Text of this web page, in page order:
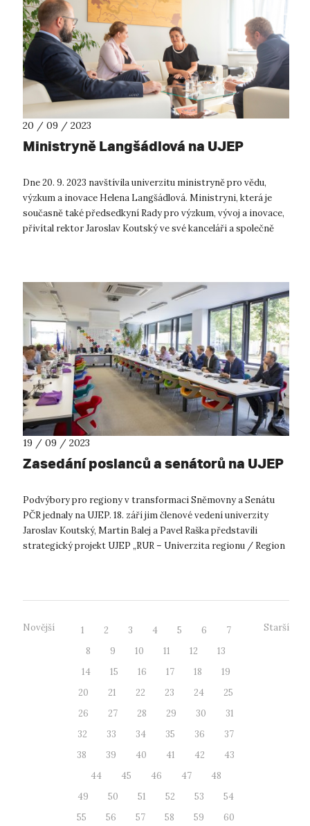
20 / 09 / 2023
Ministryně Langšádlová na UJEP
Dne 20. 9. 2023 navštívila univerzitu ministryně pro vědu,
výzkum a inovace Helena Langšádlová. Ministryni, která je
současně také předsedkyní Rady pro výzkum, vývoj a inovace,
přivítal rektor Jaroslav Koutský ve své kanceláři a společně
19 / 09 / 2023
Zasedání poslanců a senátorů na UJEP
Podvýbory pro regiony v transformaci Sněmovny a Senátu
PČR jednaly na UJEP. 18. září jim členové vedení univerzity
Jaroslav Koutský, Martin Balej a Pavel Raška představili
strategický projekt UJEP „RUR – Univerzita regionu / Region
Novější 1 2 3 4 5 6
7
8
9 10 11 12
13
14
15 16 17 18
19
20
21 22 23 24
25
26
27 28 29 30
31
32
33 34 35 36
37
38
39 40 41 42
43
44
45 46 47
48
49
50 51 52 53
54
55
56 57 58 59
60
Starší